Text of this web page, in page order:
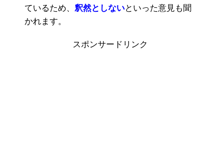
ているため、 釈然としないといった意見も聞
かれます。
スポンサードリンク